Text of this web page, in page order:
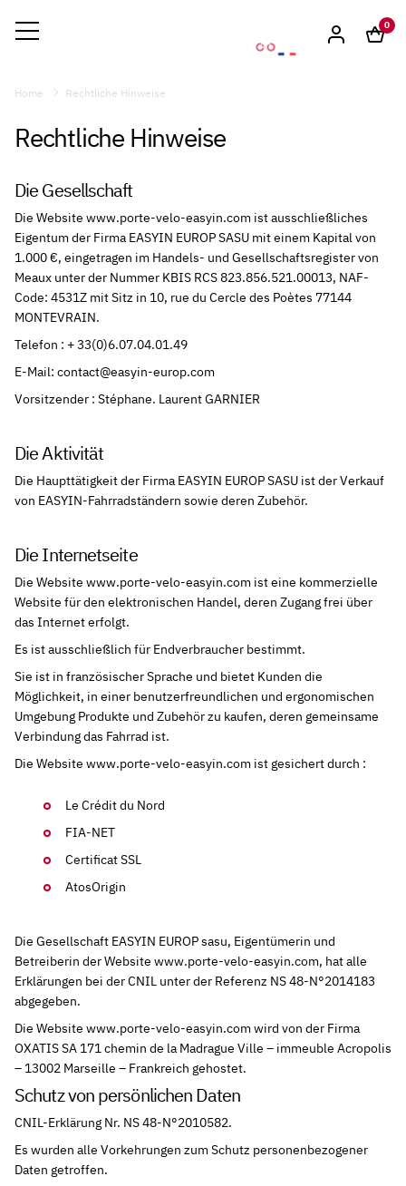
0
Home Rechtliche Hinweise
Rechtliche Hinweise
Die Gesellschaft
Die Website www.porte-velo-easyin.com ist ausschließliches
Eigentum der Firma EASYIN EUROP SASU mit einem Kapital von
1.000 €, eingetragen im Handels- und Gesellschaftsregister von
Meaux unter der Nummer KBIS RCS 823.856.521.00013, NAF-
Code: 4531Z mit Sitz in 10, rue du Cercle des Poètes 77144
MONTEVRAIN.
Telefon : + 33(0)6.07.04.01.49
E-Mail: contact@easyin-europ.com
Vorsitzender : Stéphane. Laurent GARNIER
Die Aktivität
Die Haupttätigkeit der Firma EASYIN EUROP SASU ist der Verkauf
von EASYIN-Fahrradständern sowie deren Zubehör.
Die Internetseite
Die Website www.porte-velo-easyin.com ist eine kommerzielle
Website für den elektronischen Handel, deren Zugang frei über
das Internet erfolgt.
Es ist ausschließlich für Endverbraucher bestimmt.
Sie ist in französischer Sprache und bietet Kunden die
Möglichkeit, in einer benutzerfreundlichen und ergonomischen
Umgebung Produkte und Zubehör zu kaufen, deren gemeinsame
Verbindung das Fahrrad ist.
Die Website www.porte-velo-easyin.com ist gesichert durch :
Le Crédit du Nord
FIA-NET
Certificat SSL
AtosOrigin
Die Gesellschaft EASYIN EUROP sasu, Eigentümerin und
Betreiberin der Website www.porte-velo-easyin.com, hat alle
Erklärungen bei der CNIL unter der Referenz NS 48-N°2014183
abgegeben.
Die Website www.porte-velo-easyin.com wird von der Firma
OXATIS SA 171 chemin de la Madrague Ville – immeuble Acropolis
– 13002 Marseille – Frankreich gehostet.
Schutz von persönlichen Daten
CNIL-Erklärung Nr. NS 48-N°2010582.
Es wurden alle Vorkehrungen zum Schutz personenbezogener
Daten getroffen.